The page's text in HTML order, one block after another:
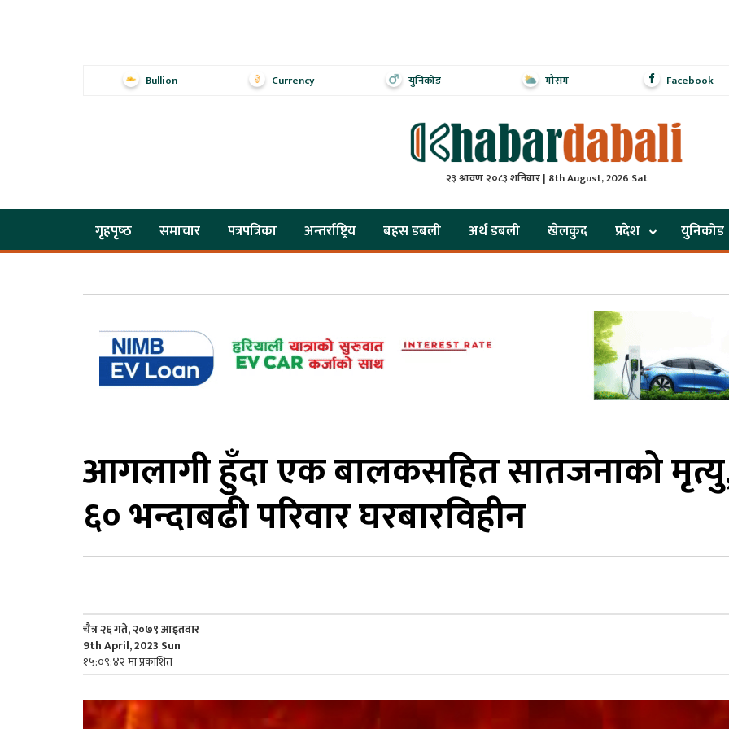
Bullion Currency युनिकोड मौसम Facebook
२३ श्रावण २०८३ शनिबार | 8th August, 2026 Sat
गृहपृष्‍ठ समाचार पत्रपत्रिका अन्तर्राष्ट्रिय बहस डबली अर्थ डबली खेलकुद प्रदेश युनिकोड
आगलागी हुँदा एक बालकसहित सातजनाको
६० भन्दाबढी परिवार घरबारविहीन
चैत्र २६ गते, २०७९ आइतवार
9th April, 2023 Sun
१५:०९:४२ मा प्रकाशित